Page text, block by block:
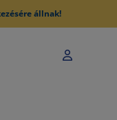
állnak!